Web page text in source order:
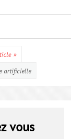
»
artificielle
vous